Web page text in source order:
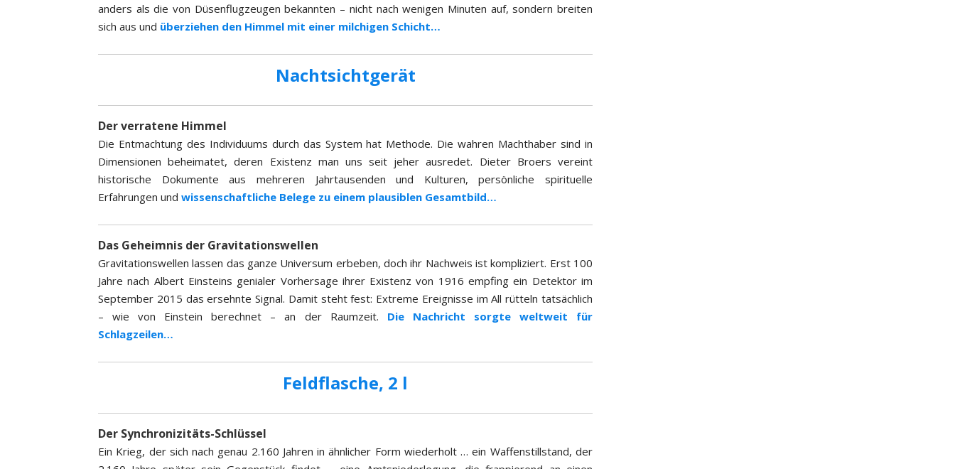
anders als die von Düsenflugzeugen bekannten – nicht nach wenigen Minuten auf, sondern breiten
sich aus und überziehen den Himmel mit einer milchigen Schicht…
Nachtsichtgerät
Der verratene Himmel
Die Entmachtung des Individuums durch das System hat Methode. Die wahren Machthaber sind in
Dimensionen beheimatet, deren Existenz man uns seit jeher ausredet. Dieter Broers vereint
historische Dokumente aus mehreren Jahrtausenden und Kulturen, persönliche spirituelle
Erfahrungen und wissenschaftliche Belege zu einem plausiblen Gesamtbild…
Das Geheimnis der Gravitationswellen
Gravitationswellen lassen das ganze Universum erbeben, doch ihr Nachweis ist kompliziert. Erst 100
Jahre nach Albert Einsteins genialer Vorhersage ihrer Existenz von 1916 empfing ein Detektor im
September 2015 das ersehnte Signal. Damit steht fest: Extreme Ereignisse im All rütteln tatsächlich
– wie von Einstein berechnet – an der Raumzeit. Die Nachricht sorgte weltweit für
Schlagzeilen…
Feldflasche, 2 l
Der Synchronizitäts-Schlüssel
Ein Krieg, der sich nach genau 2.160 Jahren in ähnlicher Form wiederholt … ein Waffenstillstand, der